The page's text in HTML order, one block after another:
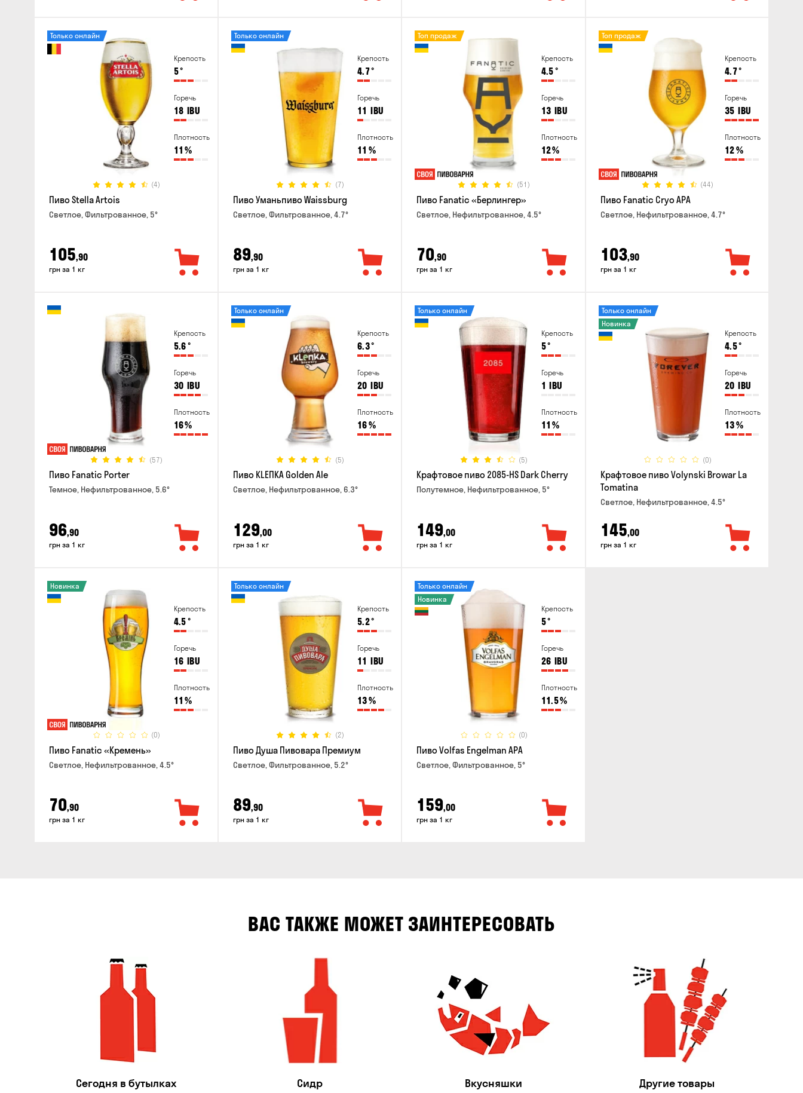
Крепость
5°
Горечь
18 IBU
Плотность
11 %
(4)
Только онлайн
Пиво Stella Artois
Светлое, Фильтрованное, 5°
105,90
грн за 1 кг
Крепость
4.7°
Горечь
11 IBU
Плотность
11 %
(7)
Только онлайн
Пиво Уманьпиво Waissburg
Светлое, Фильтрованное, 4.7°
89,90
грн за 1 кг
Крепость
4.5°
Горечь
13 IBU
Плотность
12%
(51)
Топ продаж
Пиво Fanatic «Берлингер»
Светлое, Нефильтрованное, 4.5°
70,90
грн за 1 кг
Крепость
4.7°
Горечь
35 IBU
Плотность
12%
(44)
Топ продаж
Пиво Fanatic Cryo APA
Светлое, Нефильтрованное, 4.7°
103,90
грн за 1 кг
Крепость
5.6°
Горечь
30 IBU
Плотность
16%
(57)
Пиво Fanatic Porter
Темное, Нефильтрованное, 5.6°
96,90
грн за 1 кг
Крепость
6.3°
Горечь
20 IBU
Плотность
16%
(5)
Только онлайн
Пиво KLEПКА Golden Ale
Светлое, Нефильтрованное, 6.3°
129,00
грн за 1 кг
Крепость
5°
Горечь
1 IBU
Плотность
11 %
(5)
Только онлайн
Крафтовое пиво 2085-HS Dark Cherry
Полутемное, Нефильтрованное, 5°
149,00
грн за 1 кг
Крепость
4.5°
Горечь
20 IBU
Плотность
13%
(0)
Только онлайн
Новинка
Крафтовое пиво Volynski Browar La
Tomatina
Светлое, Нефильтрованное, 4.5°
145,00
грн за 1 кг
Крепость
4.5°
Горечь
16 IBU
Плотность
11 %
(0)
Новинка
Пиво Fanatic «Кремень»
Светлое, Нефильтрованное, 4.5°
70,90
грн за 1 кг
Крепость
5.2°
Горечь
11 IBU
Плотность
13%
(2)
Только онлайн
Пиво Душа Пивовара Премиум
Светлое, Фильтрованное, 5.2°
89,90
грн за 1 кг
Крепость
5°
Горечь
26 IBU
Плотность
11.5%
(0)
Только онлайн
Новинка
Пиво Volfas Engelman APA
Светлое, Фильтрованное, 5°
159,00
грн за 1 кг
ВАС ТАКЖЕ МОЖЕТ ЗАИНТЕРЕСОВАТЬ
Сегодня в бутылках Сидр Вкусняшки Другие товары